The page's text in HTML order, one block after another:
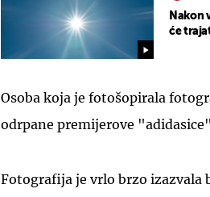
Nakon
će
Osoba koja je fotošopirala
odrpane premijerove
Fotografija je vrlo brzo izazvala